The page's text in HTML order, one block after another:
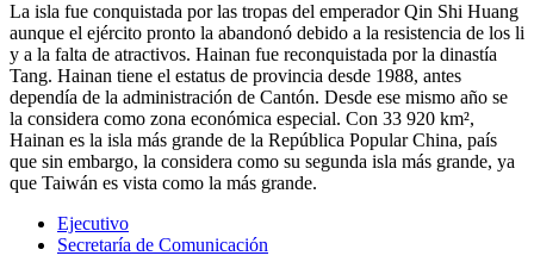
La isla fue conquistada por las tropas del emperador Qin Shi Huang
aunque el ejército pronto la abandonó debido a la resistencia de los li
y a la falta de atractivos. Hainan fue reconquistada por la dinastía
Tang. Hainan tiene el estatus de provincia desde 1988, antes
dependía de la administración de Cantón. Desde ese mismo año se
la considera como zona económica especial. Con 33 920 km²,
Hainan es la isla más grande de la República Popular China, país
que sin embargo, la considera como su segunda isla más grande, ya
que Taiwán es vista como la más grande.
Ejecutivo
Secretaría de Comunicación